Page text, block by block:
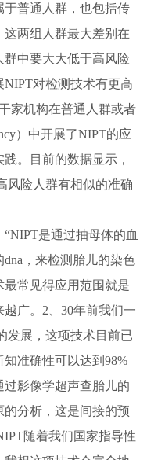
普通人群，也包括传
两组人群最大差别在
中要大大低于高风险
NIPT对检测技术有更高
家机构在普通人群或者
）中开展了NIPT的应
。目前的数据显示，
风险人群有相似的准确
是通过抽母体的血
，来检测胎儿的染色
常见得应用范围就是
广。2、30年前我们一
发展，这项技术目前已
准确性可以达到98%
过影像学超声查胎儿的
分析，这是间接的预
随着我们国家指导性